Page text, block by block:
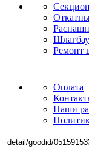
Ремонт
Оплата
Наши